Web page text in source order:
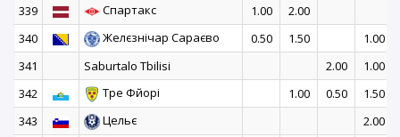
339
Спартакс 1.00
2.00
340
Желєзнічар Сараєво 0.50 1.50
1.00
341
Saburtalo Tbilisi 2.00
1.00
342
Тре Фйорі 1.00 0.50
1.50
343
Цельє
2.00